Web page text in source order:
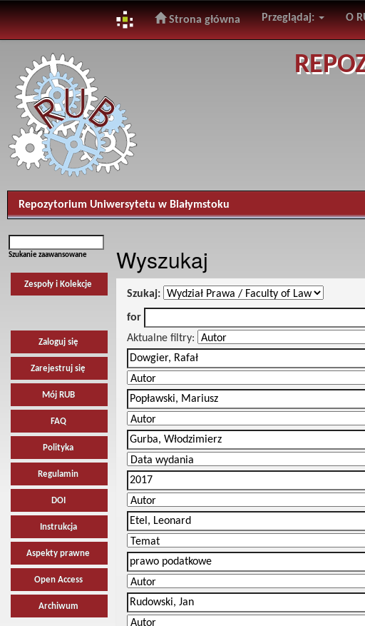
navigation
Strona główna Przeglądaj: O
Repozytorium Uniwersytetu w Białymstoku
Szukanie zaawansowane
Zespoły i Kolekcje
Zaloguj się
Zarejestruj się
Mój RUB
FAQ
Polityka
Regulamin
DOI
Instrukcja
Aspekty prawne
Open Access
Archiwum
Wyszukaj
Szukaj:
for
Aktualne filtry: